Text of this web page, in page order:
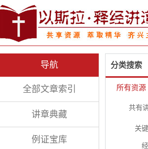
导航
全部文章索引
讲章典藏
例证宝库
分类搜索
所有资源
共有
关